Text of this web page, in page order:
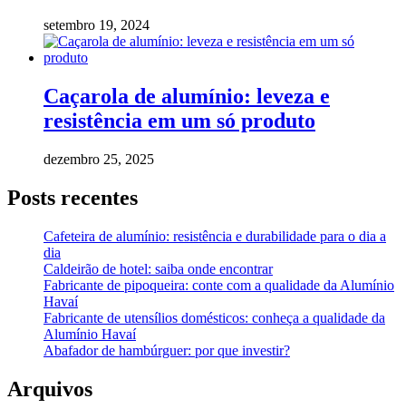
setembro 19, 2024
Caçarola de alumínio: leveza e
resistência em um só produto
dezembro 25, 2025
Posts recentes
Cafeteira de alumínio: resistência e durabilidade para o dia a
dia
Caldeirão de hotel: saiba onde encontrar
Fabricante de pipoqueira: conte com a qualidade da Alumínio
Havaí
Fabricante de utensílios domésticos: conheça a qualidade da
Alumínio Havaí
Abafador de hambúrguer: por que investir?
Arquivos